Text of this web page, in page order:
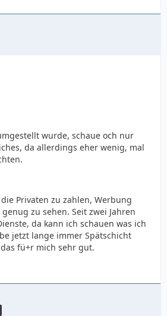
wurde, schaue och nur
da allerdings eher wenig, mal
Privaten zu zahlen, Werbung
zu sehen. Seit zwei Jahren
da kann ich schauen was ich
jetzt lange immer Spätschicht
fü+r mich sehr gut.